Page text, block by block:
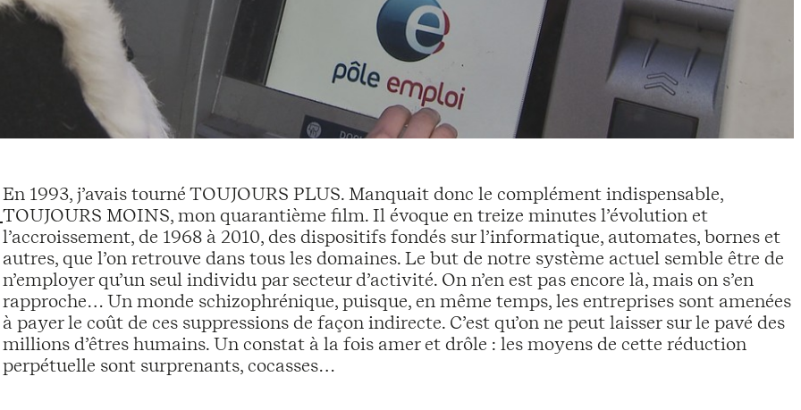
En 1993, j’avais tourné TOUJOURS PLUS. Manquait donc le complément indispensable,
TOUJOURS MOINS, mon quarantième film. Il évoque en treize minutes l’évolution et
l’accroissement, de 1968 à 2010, des dispositifs fondés sur l’informatique, automates, bornes et
autres, que l’on retrouve dans tous les domaines. Le but de notre système actuel semble être de
n’employer qu’un seul individu par secteur d’activité. On n’en est pas encore là, mais on s’en
rapproche… Un monde schizophrénique, puisque, en même temps, les entreprises sont amenées
à payer le coût de ces suppressions de façon indirecte. C’est qu’on ne peut laisser sur le pavé des
millions d’êtres humains. Un constat à la fois amer et drôle : les moyens de cette réduction
perpétuelle sont surprenants, cocasses…